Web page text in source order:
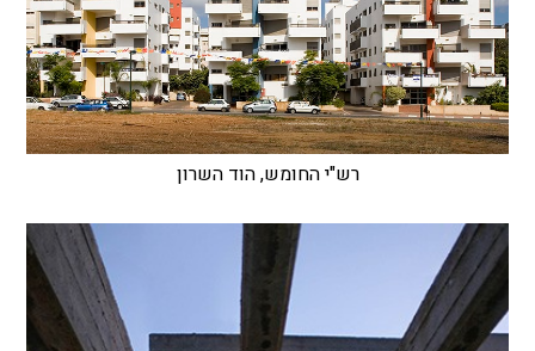
רש"י החומש, הוד השרון